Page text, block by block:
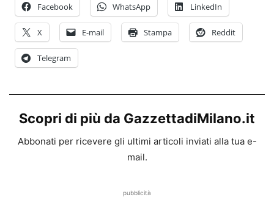
Facebook WhatsApp LinkedIn
X E-mail Stampa Reddit
Telegram
Scopri di più da GazzettadiMilano.it
Abbonati per ricevere gli ultimi articoli inviati alla tua e-
mail.
pubblicità